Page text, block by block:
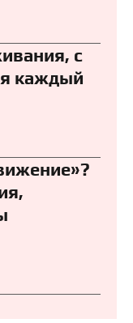
с
каждый